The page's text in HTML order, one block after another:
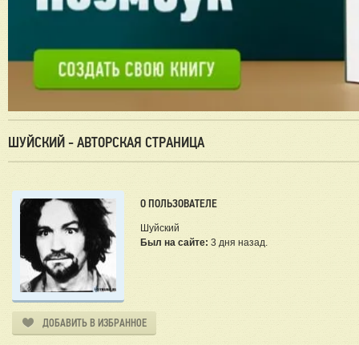
ШУЙСКИЙ - АВТОРСКАЯ СТРАНИЦА
О ПОЛЬЗОВАТЕЛЕ
Шуйский
Был на сайте: 3 дня назад.
ДОБАВИТЬ В ИЗБРАННОЕ